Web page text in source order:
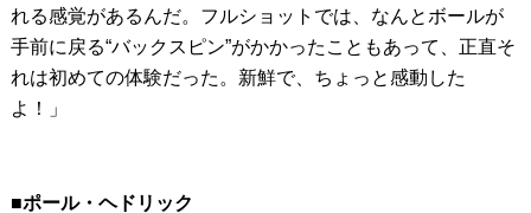
れる感覚があるんだ。フルショットでは、なんとボールが
手前に戻る“バックスピン”がかかったこともあって、正直そ
れは初めての体験だった。新鮮で、ちょっと感動した
よ！」
■ポール・ヘドリック